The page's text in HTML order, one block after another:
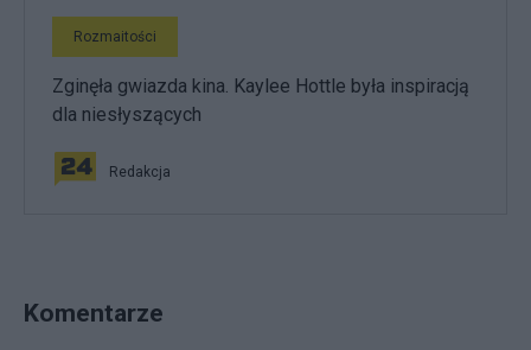
Rozmaitości
Zginęła gwiazda kina. Kaylee Hottle była inspiracją
dla niesłyszących
Redakcja
Komentarze